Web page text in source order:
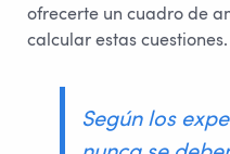
ofrecerte un cuadro de
calcular estas cuestiones.
Según los